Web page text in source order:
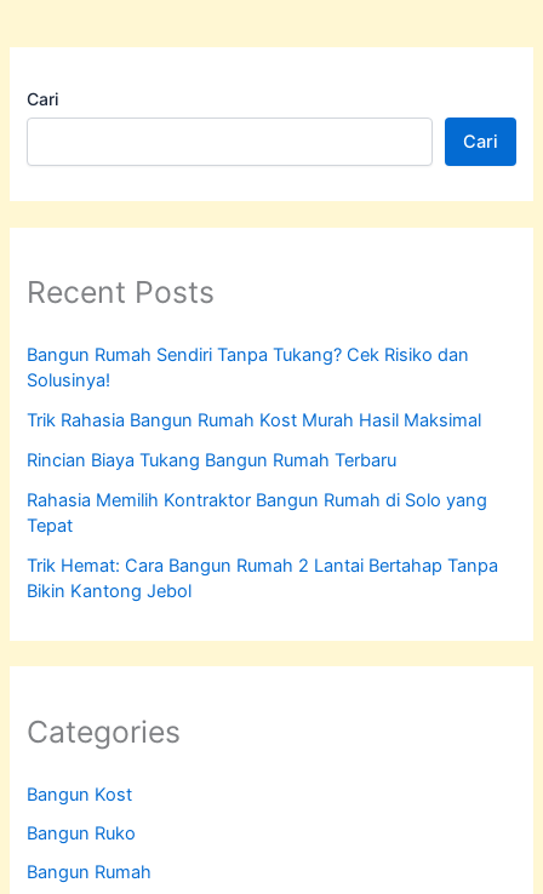
Cari
Cari
Recent Posts
Bangun Rumah Sendiri Tanpa Tukang? Cek Risiko dan
Solusinya!
Trik Rahasia Bangun Rumah Kost Murah Hasil Maksimal
Rincian Biaya Tukang Bangun Rumah Terbaru
Rahasia Memilih Kontraktor Bangun Rumah di Solo yang
Tepat
Trik Hemat: Cara Bangun Rumah 2 Lantai Bertahap Tanpa
Bikin Kantong Jebol
Categories
Bangun Kost
Bangun Ruko
Bangun Rumah